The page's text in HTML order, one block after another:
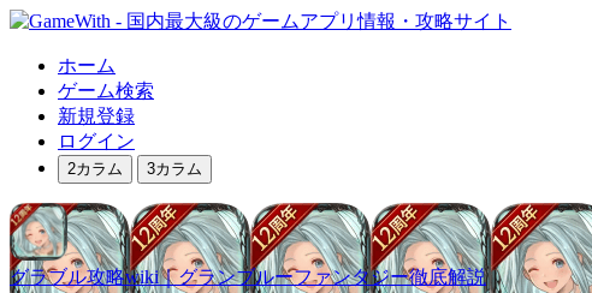
ホーム
ゲーム検索
新規登録
ログイン
2カラム 3カラム
グラブル攻略wiki｜グランブルーファンタジー徹底解説